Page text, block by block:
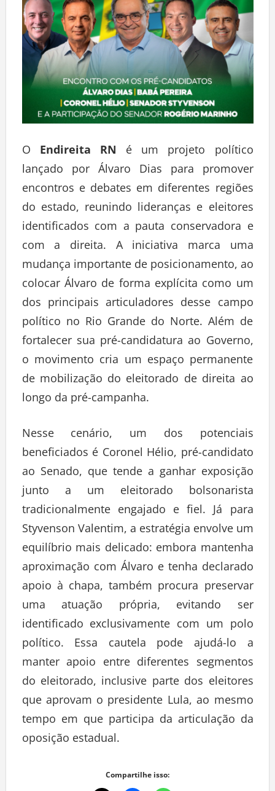
O Endireita RN é um projeto político
lançado por Álvaro Dias para promover
encontros e debates em diferentes regiões
do estado, reunindo lideranças e eleitores
identificados com a pauta conservadora e
com a direita. A iniciativa marca uma
mudança importante de posicionamento, ao
colocar Álvaro de forma explícita como um
dos principais articuladores desse campo
político no Rio Grande do Norte. Além de
fortalecer sua pré-candidatura ao Governo,
o movimento cria um espaço permanente
de mobilização do eleitorado de direita ao
longo da pré-campanha.
Nesse cenário, um dos potenciais
beneficiados é Coronel Hélio, pré-candidato
ao Senado, que tende a ganhar exposição
junto a um eleitorado bolsonarista
tradicionalmente engajado e fiel. Já para
Styvenson Valentim, a estratégia envolve um
equilíbrio mais delicado: embora mantenha
aproximação com Álvaro e tenha declarado
apoio à chapa, também procura preservar
uma atuação própria, evitando ser
identificado exclusivamente com um polo
político. Essa cautela pode ajudá-lo a
manter apoio entre diferentes segmentos
do eleitorado, inclusive parte dos eleitores
que aprovam o presidente Lula, ao mesmo
tempo em que participa da articulação da
oposição estadual.
Compartilhe isso: